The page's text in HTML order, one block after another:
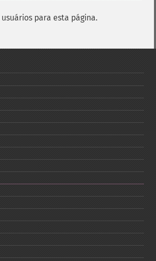
para esta página.